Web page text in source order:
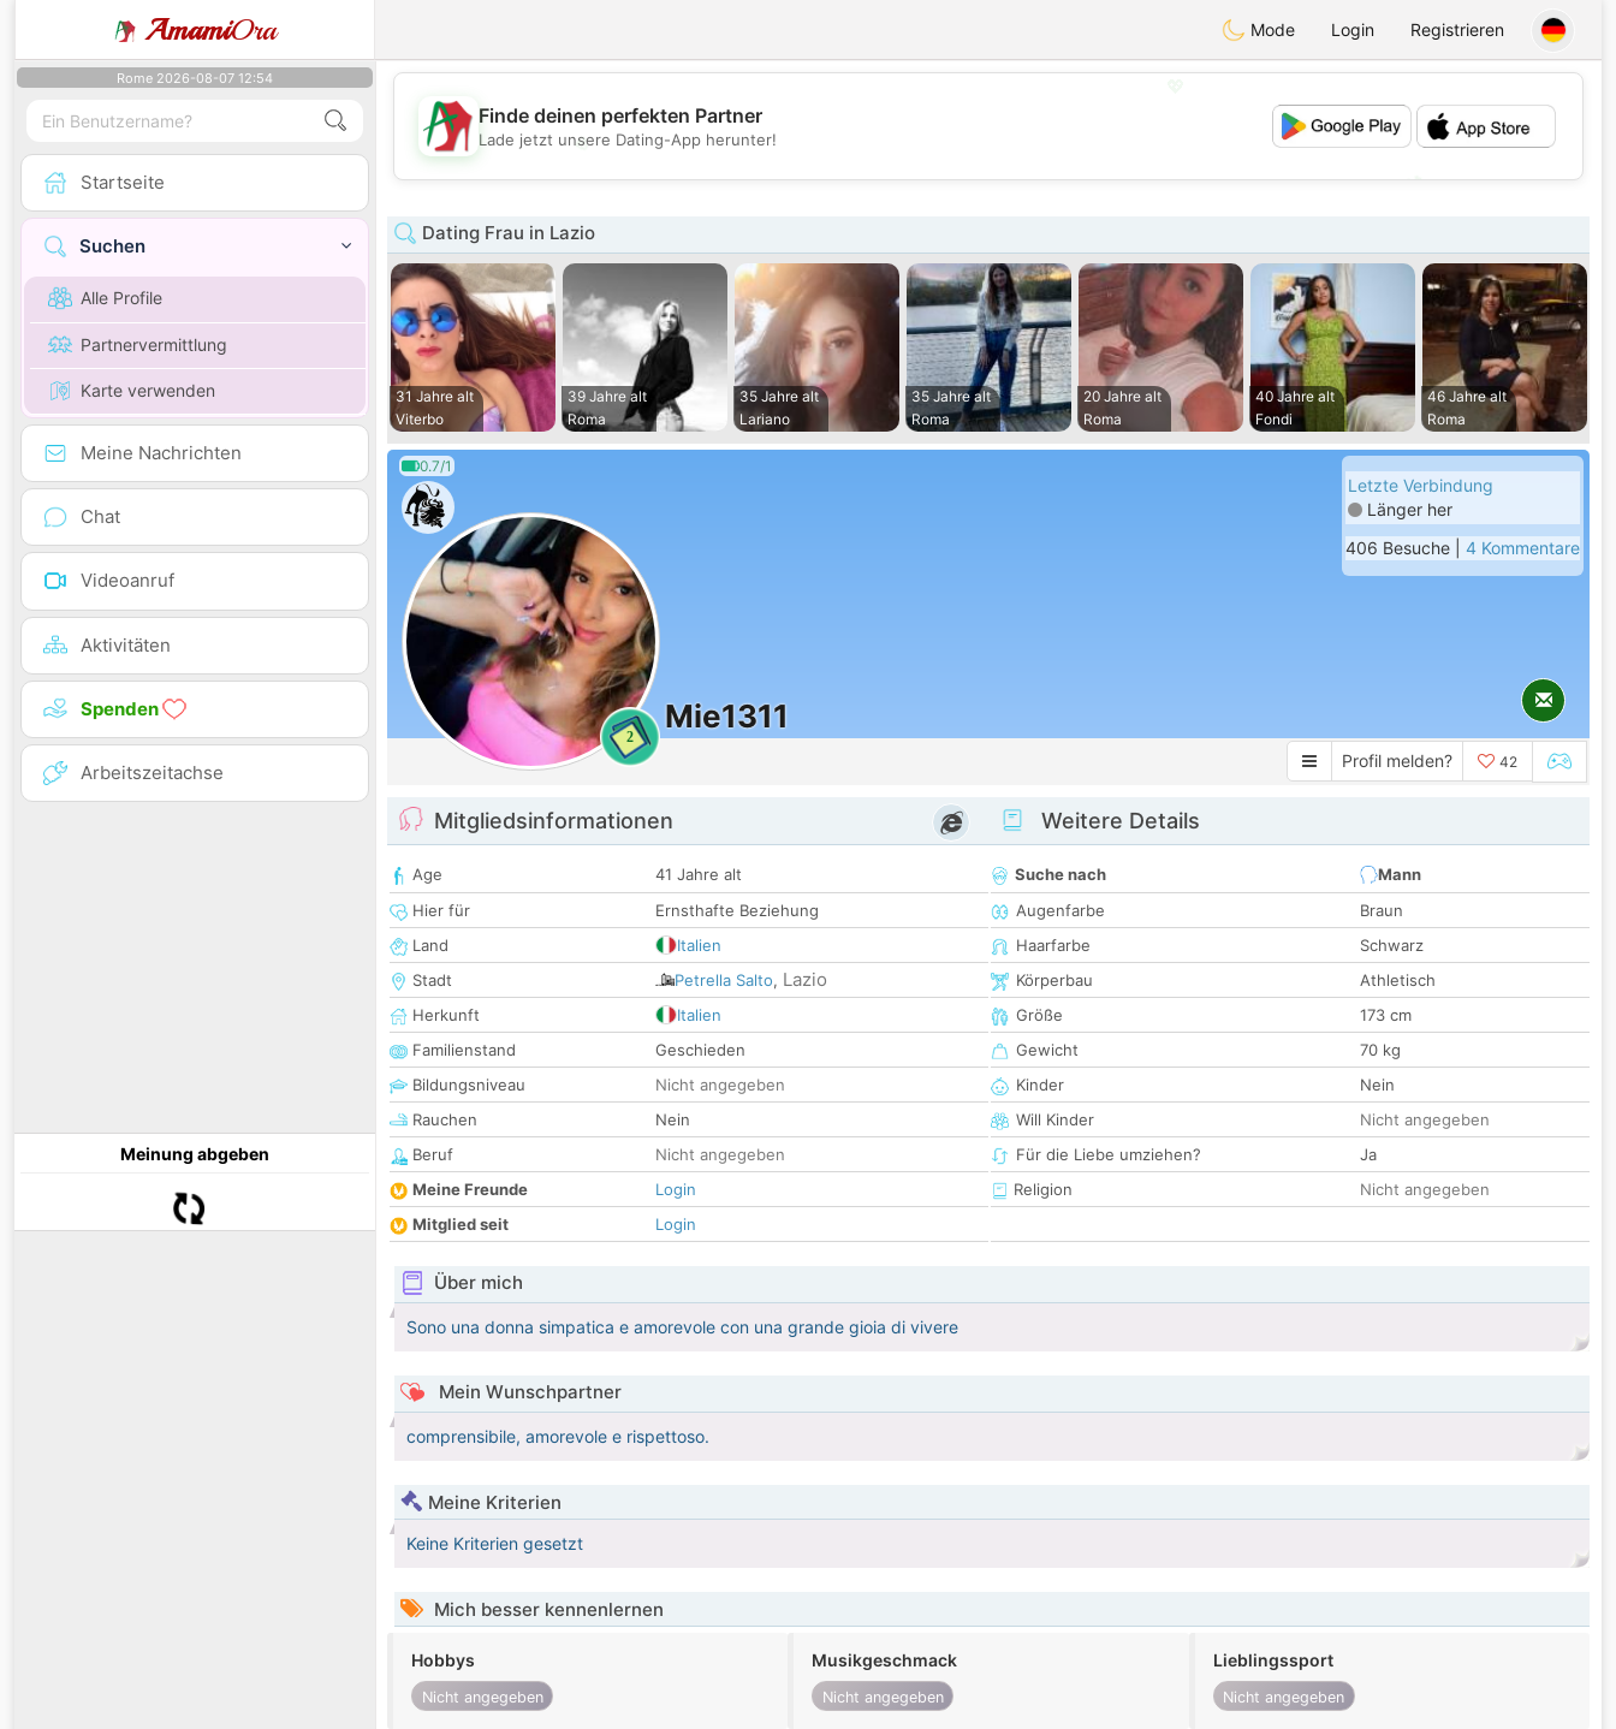
AmamiOra Mode Login Registrieren
Rome 2026-08-07 12:54
Startseite
Suchen
Alle Profile
Partnervermittlung
Karte verwenden
Meine Nachrichten
Chat
Videoanruf
Aktivitäten
Spenden
Arbeitszeitachse
Meinung abgeben
💕
Finde deinen perfekten Partner
Lade jetzt unsere Dating-App herunter!
Dating Frau in Lazio
31 Jahre alt
Viterbo
39 Jahre alt
Roma
35 Jahre alt
Lariano
35 Jahre alt
Roma
20 Jahre alt
Roma
40 Jahre alt
Fondi
46 Jahre alt
Roma
0.7/1
2
Mie1311
Letzte Verbindung
Länger her
406 Besuche | 4 Kommentare
Profil melden? 42
Mitgliedsinformationen
Age
41 Jahre alt
Hier für
Ernsthafte Beziehung
Land
Italien
Stadt
Petrella Salto, Lazio
Herkunft
Italien
Familienstand
Geschieden
Bildungsniveau
Nicht angegeben
Rauchen
Nein
Beruf
Nicht angegeben
Meine Freunde
Login
Mitglied seit
Login
Weitere Details
Suche nach
Mann
Augenfarbe
Braun
Haarfarbe
Schwarz
Körperbau
Athletisch
Größe
173 cm
Gewicht
70 kg
Kinder
Nein
Will Kinder
Nicht angegeben
Für die Liebe umziehen?
Ja
Religion
Nicht angegeben
Über mich
Sono una donna simpatica e amorevole con una grande gioia di vivere
Mein Wunschpartner
comprensibile, amorevole e rispettoso.
Meine Kriterien
Keine Kriterien gesetzt
Mich besser kennenlernen
Hobbys
Nicht angegeben
Musikgeschmack
Nicht angegeben
Lieblingssport
Nicht angegeben